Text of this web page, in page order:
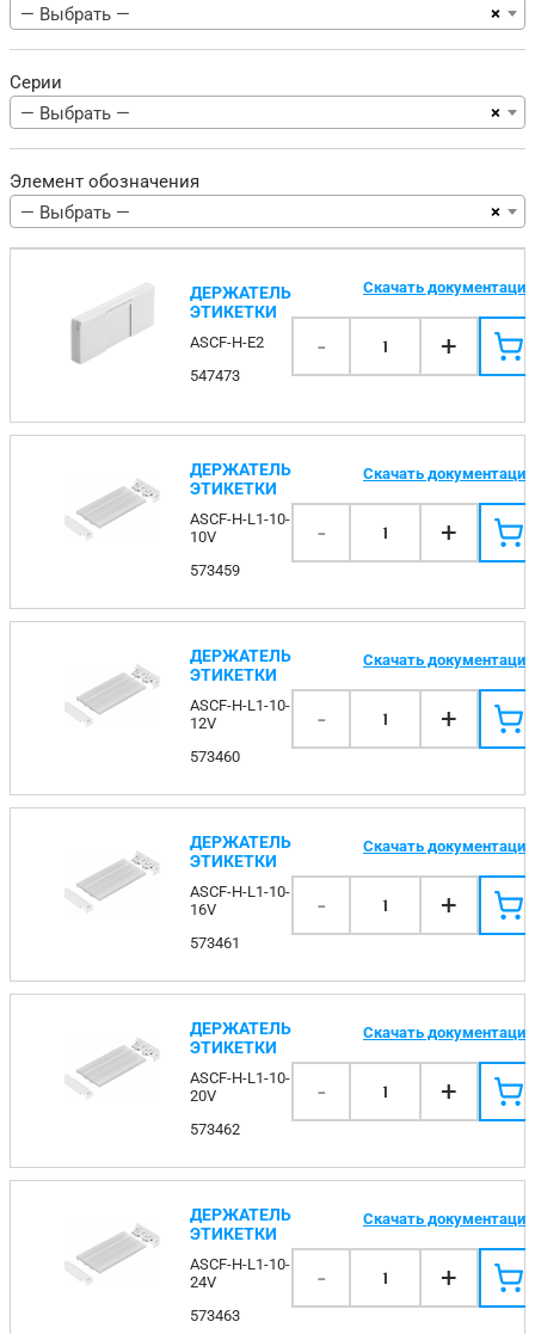
×
— Выбрать —
Серии
×
— Выбрать —
Элемент обозначения
×
— Выбрать —
ДЕРЖАТЕЛЬ
ЭТИКЕТКИ
ASCF-H-E2
547473
Скачать
- 1 +
ДЕРЖАТЕЛЬ
ЭТИКЕТКИ
ASCF-H-L1-10-
10V
573459
Скачать
- 1 +
ДЕРЖАТЕЛЬ
ЭТИКЕТКИ
ASCF-H-L1-10-
12V
573460
Скачать
- 1 +
ДЕРЖАТЕЛЬ
ЭТИКЕТКИ
ASCF-H-L1-10-
16V
573461
Скачать
- 1 +
ДЕРЖАТЕЛЬ
ЭТИКЕТКИ
ASCF-H-L1-10-
20V
573462
Скачать
- 1 +
ДЕРЖАТЕЛЬ
ЭТИКЕТКИ
ASCF-H-L1-10-
24V
573463
Скачать
- 1 +